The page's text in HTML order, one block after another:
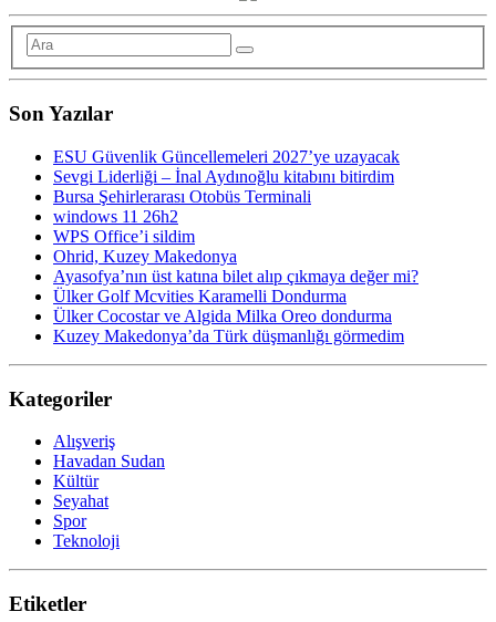
Son Yazılar
ESU Güvenlik Güncellemeleri 2027’ye uzayacak
Sevgi Liderliği – İnal Aydınoğlu kitabını bitirdim
Bursa Şehirlerarası Otobüs Terminali
windows 11 26h2
WPS Office’i sildim
Ohrid, Kuzey Makedonya
Ayasofya’nın üst katına bilet alıp çıkmaya değer mi?
Ülker Golf Mcvities Karamelli Dondurma
Ülker Cocostar ve Algida Milka Oreo dondurma
Kuzey Makedonya’da Türk düşmanlığı görmedim
Kategoriler
Alışveriş
Havadan Sudan
Kültür
Seyahat
Spor
Teknoloji
Etiketler